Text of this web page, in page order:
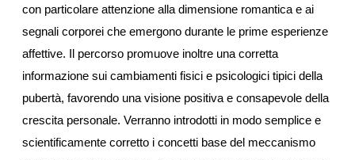
con particolare attenzione alla dimensione romantica e ai
segnali corporei che emergono durante le prime esperienze
affettive.
Il percorso promuove inoltre una corretta
informazione sui cambiamenti fisici e psicologici tipici della
pubertà, favorendo una visione positiva e consapevole della
crescita personale. Verranno introdotti in modo semplice e
scientificamente corretto i concetti base del meccanismo